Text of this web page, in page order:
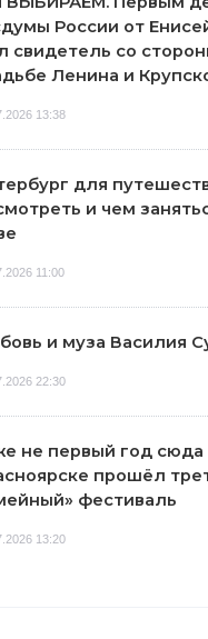
России от
свидетель со
Ленина и
13:38
для
и чем
11:00
и муза Василия
22:30
не первый год сюда
прошёл
фестиваль
13:20